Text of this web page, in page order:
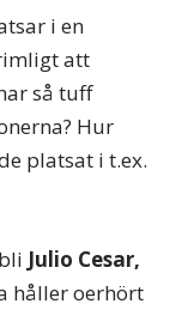
i en
att
så tuff
Hur
platsat i t.ex.
Julio Cesar,
håller oerhört